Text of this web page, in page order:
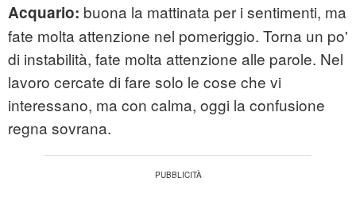
Acquario: buona la mattinata per i sentimenti, ma
fate molta attenzione nel pomeriggio. Torna un po'
di instabilità, fate molta attenzione alle parole. Nel
lavoro cercate di fare solo le cose che vi
interessano, ma con calma, oggi la confusione
regna sovrana.